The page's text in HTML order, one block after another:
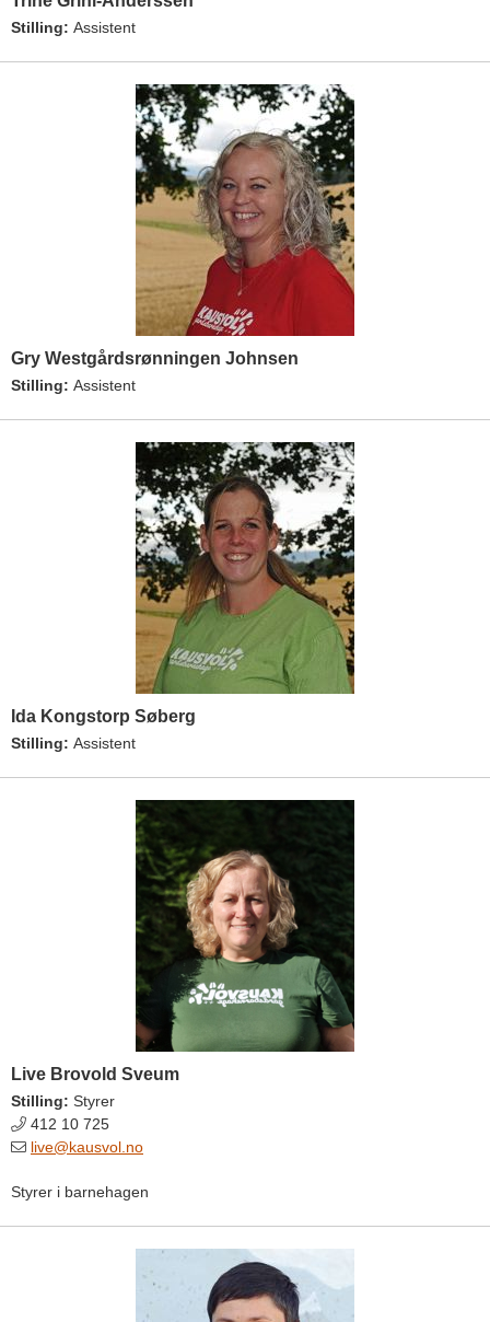
Stilling: Assistent
Gry Westgårdsrønningen Johnsen
Stilling: Assistent
Ida Kongstorp Søberg
Stilling: Assistent
Live Brovold Sveum
Stilling: Styrer
412 10 725
live@kausvol.no
Styrer i barnehagen